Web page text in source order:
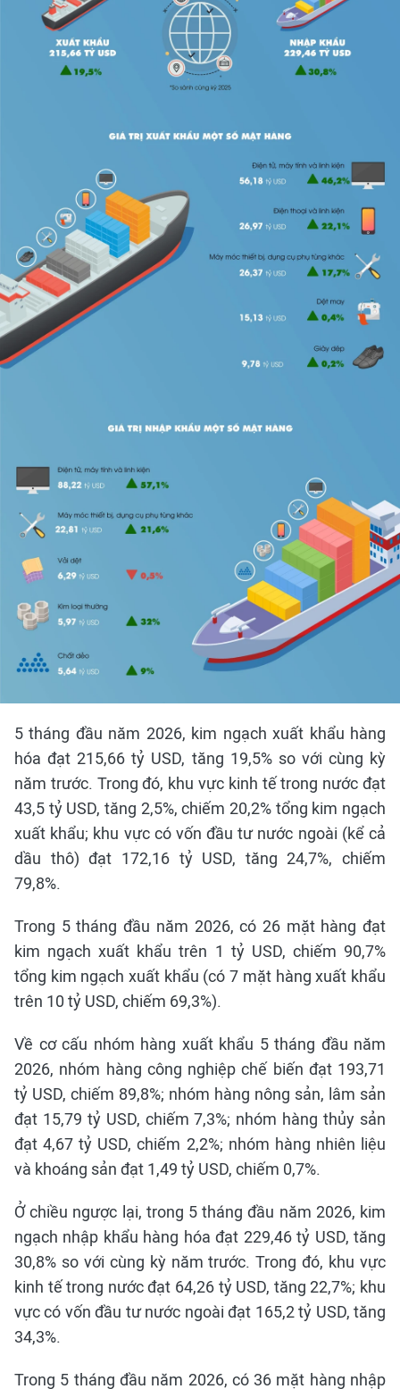
5 tháng đầu năm 2026, kim ngạch xuất khẩu hàng
hóa đạt 215,66 tỷ USD, tăng 19,5% so với cùng kỳ
năm trước. Trong đó, khu vực kinh tế trong nước đạt
43,5 tỷ USD, tăng 2,5%, chiếm 20,2% tổng kim ngạch
xuất khẩu; khu vực có vốn đầu tư nước ngoài (kể cả
dầu thô) đạt 172,16 tỷ USD, tăng 24,7%, chiếm
79,8%.
Trong 5 tháng đầu năm 2026, có 26 mặt hàng đạt
kim ngạch xuất khẩu trên 1 tỷ USD, chiếm 90,7%
tổng kim ngạch xuất khẩu (có 7 mặt hàng xuất khẩu
trên 10 tỷ USD, chiếm 69,3%).
Về cơ cấu nhóm hàng xuất khẩu 5 tháng đầu năm
2026, nhóm hàng công nghiệp chế biến đạt 193,71
tỷ USD, chiếm 89,8%; nhóm hàng nông sản, lâm sản
đạt 15,79 tỷ USD, chiếm 7,3%; nhóm hàng thủy sản
đạt 4,67 tỷ USD, chiếm 2,2%; nhóm hàng nhiên liệu
và khoáng sản đạt 1,49 tỷ USD, chiếm 0,7%.
Ở chiều ngược lại, trong 5 tháng đầu năm 2026, kim
ngạch nhập khẩu hàng hóa đạt 229,46 tỷ USD, tăng
30,8% so với cùng kỳ năm trước. Trong đó, khu vực
kinh tế trong nước đạt 64,26 tỷ USD, tăng 22,7%; khu
vực có vốn đầu tư nước ngoài đạt 165,2 tỷ USD, tăng
34,3%.
Trong 5 tháng đầu năm 2026, có 36 mặt hàng nhập